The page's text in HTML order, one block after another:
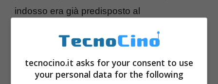
indosso era già predisposto al
tecnocino.it asks for your consent to use
your personal data for the following